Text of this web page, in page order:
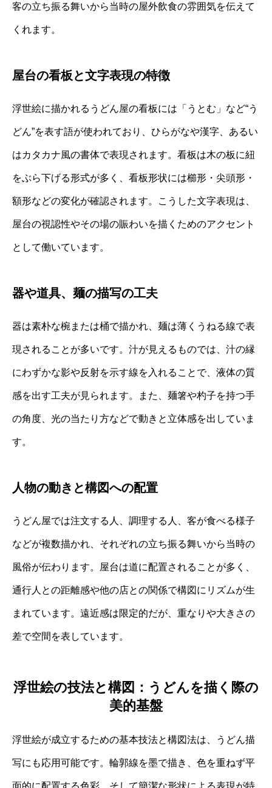
客の立ち振る舞いから当時の屋外飲食の雰囲気を伝えて
くれます。
屋台の看板と文字表現の特徴
浮世絵に描かれるうどん屋の看板には「うとむ」など“う
どん”を表す語が使われており、ひらがなや漢字、あるい
はカタカナ風の書体で表現されます。看板は木の板に紐
をぶら下げる形式が多く、看板形状には櫛形・尖頭形・
額形などの変化が確認されます。こうした文字表現は、
屋台の視認性やその場の賑わいを描くためのアクセント
として働いています。
器や道具、麺の描写の工夫
器は素朴な椀または桶で描かれ、麺は薄くうねる線で表
現されることが多いです。汁が見えるものでは、汁の縁
にわずかな影や反射を示す線を入れることで、液体の質
感を出す工夫が見られます。また、麺箸や杓子を持つ手
の角度、光の当たり方などで動きと立体感を出していま
す。
人物の動きと構図への配置
うどん屋では注文する人、調理する人、客が食べる様子
などが複数描かれ、それぞれの立ち振る舞いから当時の
風俗が伝わります。屋台は道に配置されることが多く、
通行人との距離感や他の店との関係で構図にリズムが生
まれています。遠近感は限定的だが、重なりや大きさの
差で空間を表しています。
浮世絵の技法と構図：うどんを描く際の
美的基盤
浮世絵が成立するための基本技法と構図法は、うどん描
写にも応用可能です。輪郭線を墨で描き、色を重ねず平